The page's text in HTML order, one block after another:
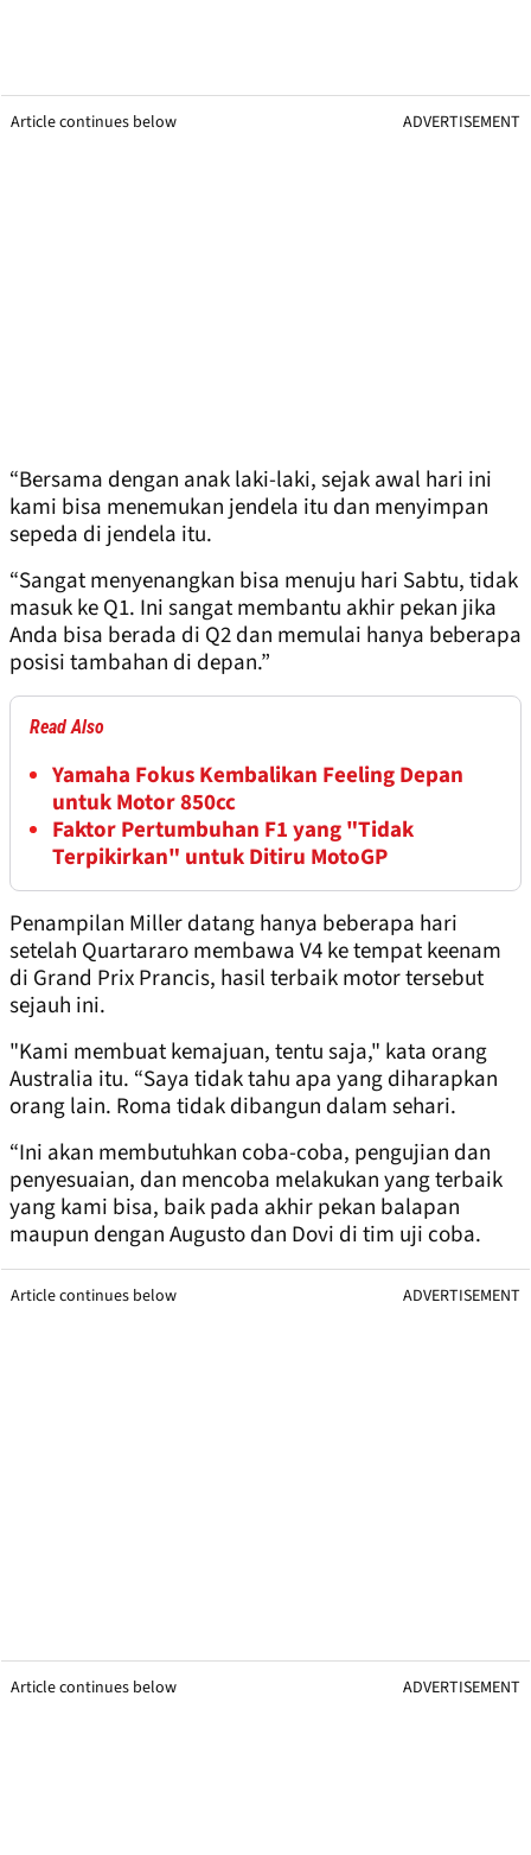
Article continues below ADVERTISEMENT
“Bersama dengan anak laki-laki, sejak awal hari ini
kami bisa menemukan jendela itu dan menyimpan
sepeda di jendela itu.
“Sangat menyenangkan bisa menuju hari Sabtu, tidak
masuk ke Q1. Ini sangat membantu akhir pekan jika
Anda bisa berada di Q2 dan memulai hanya beberapa
posisi tambahan di depan.”
Read Also
Yamaha Fokus Kembalikan Feeling Depan
untuk Motor 850cc
Faktor Pertumbuhan F1 yang "Tidak
Terpikirkan" untuk Ditiru MotoGP
Penampilan Miller datang hanya beberapa hari
setelah Quartararo membawa V4 ke tempat keenam
di Grand Prix Prancis, hasil terbaik motor tersebut
sejauh ini.
"Kami membuat kemajuan, tentu saja," kata orang
Australia itu. “Saya tidak tahu apa yang diharapkan
orang lain. Roma tidak dibangun dalam sehari.
“Ini akan membutuhkan coba-coba, pengujian dan
penyesuaian, dan mencoba melakukan yang terbaik
yang kami bisa, baik pada akhir pekan balapan
maupun dengan Augusto dan Dovi di tim uji coba.
Article continues below ADVERTISEMENT
Article continues below ADVERTISEMENT